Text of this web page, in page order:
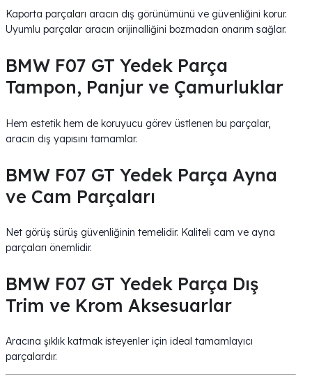
Kaporta parçaları aracın dış görünümünü ve güvenliğini korur.
Uyumlu parçalar aracın orijinalliğini bozmadan onarım sağlar.
BMW F07 GT Yedek Parça
Tampon, Panjur ve Çamurluklar
Hem estetik hem de koruyucu görev üstlenen bu parçalar,
aracın dış yapısını tamamlar.
BMW F07 GT Yedek Parça Ayna
ve Cam Parçaları
Net görüş sürüş güvenliğinin temelidir. Kaliteli cam ve ayna
parçaları önemlidir.
BMW F07 GT Yedek Parça Dış
Trim ve Krom Aksesuarlar
Aracına şıklık katmak isteyenler için ideal tamamlayıcı
parçalardır.